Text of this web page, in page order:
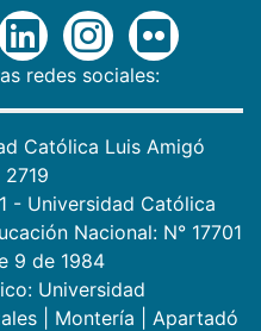
redes sociales:
Católica Luis Amigó
2719
- Universidad Católica
Nacional: N° 17701
9 de 1984
Universidad
Montería
Apartadó